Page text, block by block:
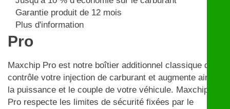
Garantie produit de 12 mois
Plus d'information
Pro
Maxchip Pro est notre boîtier additionnel classique qui
contrôle votre injection de carburant et augmente ainsi
la puissance et le couple de votre véhicule. Maxchip
Pro respecte les limites de sécurité fixées par le